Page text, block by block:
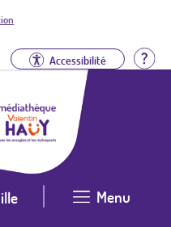
Accessibilité
Menu